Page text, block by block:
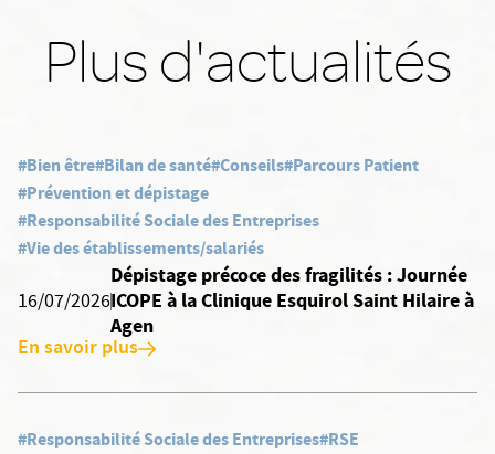
Plus d'actualités
#Bien être#Bilan de santé#Conseils#Parcours Patient
#Prévention et dépistage
#Responsabilité Sociale des Entreprises
#Vie des établissements/salariés
16/07/2026
Dépistage précoce des fragilités : Journée
ICOPE à la Clinique Esquirol Saint Hilaire à
Agen
En savoir plus
#Responsabilité Sociale des Entreprises#RSE